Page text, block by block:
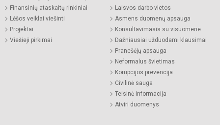
Finansinių ataskaitų rinkiniai
Lėšos veiklai viešinti
Projektai
Viešieji pirkimai
Laisvos darbo vietos
Asmens duomenų apsauga
Konsultavimasis su visuomene
Dažniausiai užduodami klausimai
Pranešėjų apsauga
Neformalus švietimas
Korupcijos prevencija
Civilinė sauga
Teisinė informacija
Atviri duomenys